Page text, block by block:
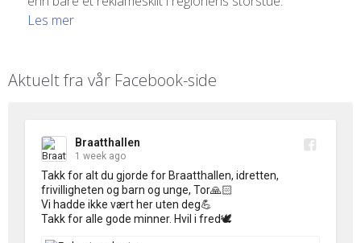
Les mer
Aktuelt fra vår Facebook-side
Braatthallen
1 week ago
Takk for alt du gjorde for Braatthallen, idretten,
frivilligheten og barn og unge, Tor🙏🏻
Vi hadde ikke vært her uten deg💪
Takk for alle gode minner. Hvil i fred🕊️